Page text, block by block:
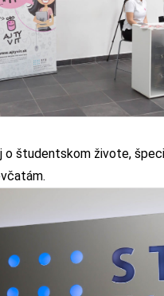
o študentskom živote,